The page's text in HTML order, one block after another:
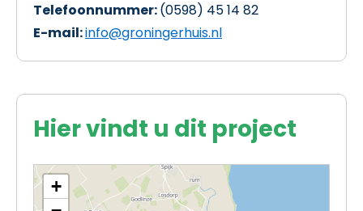
Telefoonnummer:(0598) 45 14 82
E-mail:info@groningerhuis.nl
Hier vindt u dit project
+